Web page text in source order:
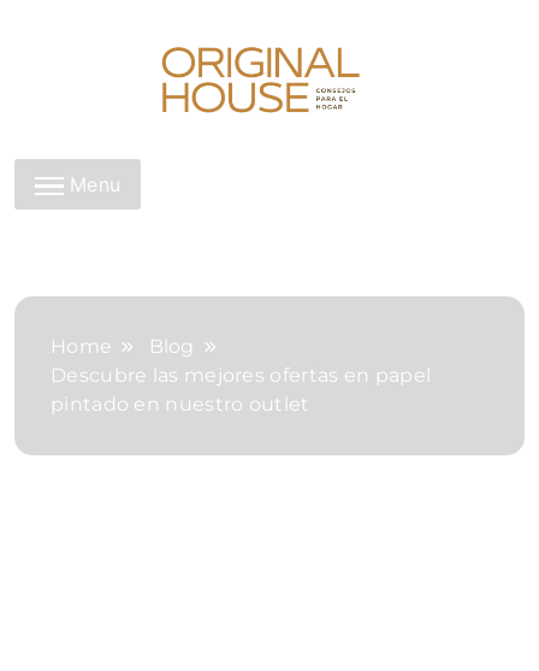
Original House
Menu
Home
Blog
Descubre las mejores ofertas en papel
pintado en nuestro outlet